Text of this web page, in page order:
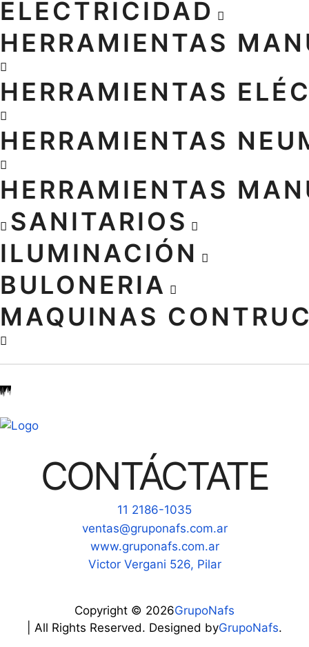
CONTÁCTATE
11 2186-1035
ventas@gruponafs.com.ar
www.gruponafs.com.ar
Victor Vergani 526, Pilar
Copyright © 2026GrupoNafs
| All Rights Reserved. Designed byGrupoNafs.